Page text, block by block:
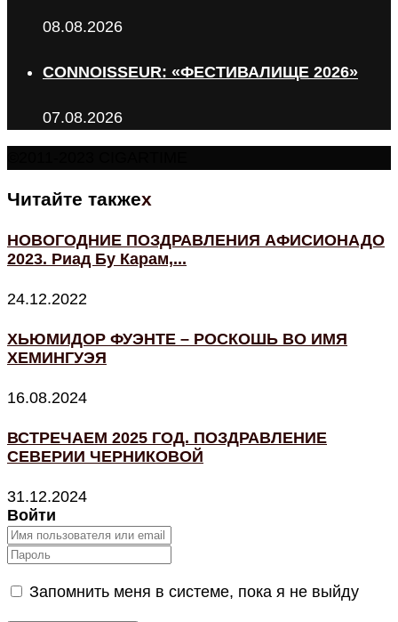
08.08.2026
CONNOISSEUR: «ФЕСТИВАЛИЩЕ 2026»
07.08.2026
Читайте такжеx
НОВОГОДНИЕ ПОЗДРАВЛЕНИЯ АФИСИОНАДО
2023. Риад Бу Карам,...
24.12.2022
ХЬЮМИДОР ФУЭНТЕ – РОСКОШЬ ВО ИМЯ
ХЕМИНГУЭЯ
16.08.2024
ВСТРЕЧАЕМ 2025 ГОД. ПОЗДРАВЛЕНИЕ
СЕВЕРИИ ЧЕРНИКОВОЙ
31.12.2024
Войти
Запомнить меня в системе, пока я не выйду